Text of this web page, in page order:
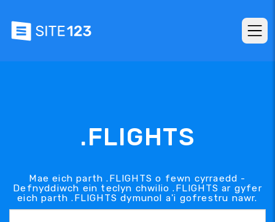
.FLIGHTS
Mae eich parth .FLIGHTS o fewn cyrraedd -
Defnyddiwch ein teclyn chwilio .FLIGHTS ar gyfer
eich parth .FLIGHTS dymunol a'i gofrestru nawr.